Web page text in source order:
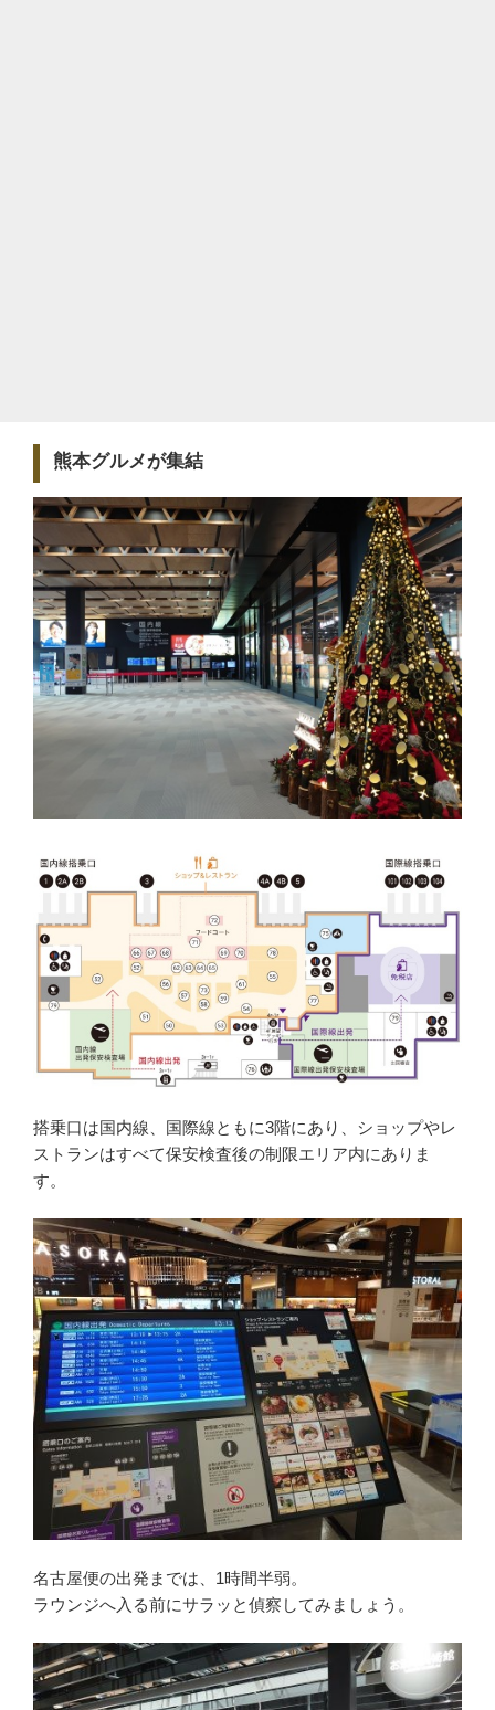
熊本グルメが集結
搭乗口は国内線、国際線ともに3階にあり、ショップやレ
ストランはすべて保安検査後の制限エリア内にありま
す。
名古屋便の出発までは、1時間半弱。
ラウンジへ入る前にサラッと偵察してみましょう。